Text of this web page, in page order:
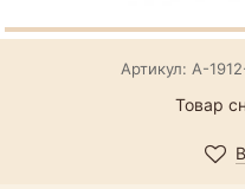
Артикул: А-
Товар